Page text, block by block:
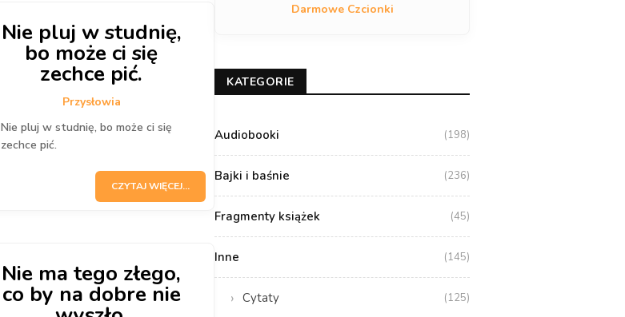
Nie pluj w studnię,
bo może ci się
zechce pić.
Przysłowia
Nie pluj w studnię, bo może ci się
zechce pić.
CZYTAJ WIĘCEJ...
Nie ma tego złego,
co by na dobre nie
Darmowe Czcionki
KATEGORIE
Audiobooki (198)
Bajki i baśnie (236)
Fragmenty książek (45)
Inne (145)
Cytaty (125)